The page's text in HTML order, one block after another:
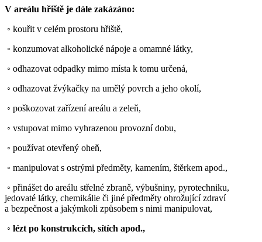
V areálu hřiště je dále zakázáno:
◦ kouřit v celém prostoru hřiště,
◦ konzumovat alkoholické nápoje a omamné látky,
◦ odhazovat odpadky mimo místa k tomu určená,
◦ odhazovat žvýkačky na umělý povrch a jeho okolí,
◦ poškozovat zařízení areálu a zeleň,
◦ vstupovat mimo vyhrazenou provozní dobu,
◦ používat otevřený oheň,
◦ manipulovat s ostrými předměty, kamením, štěrkem apod.,
◦ přinášet do areálu střelné zbraně, výbušniny, pyrotechniku,
jedovaté látky, chemikálie či jiné předměty ohrožující zdraví
a bezpečnost a jakýmkoli způsobem s nimi manipulovat,
◦ lézt po konstrukcích, sítích apod.,